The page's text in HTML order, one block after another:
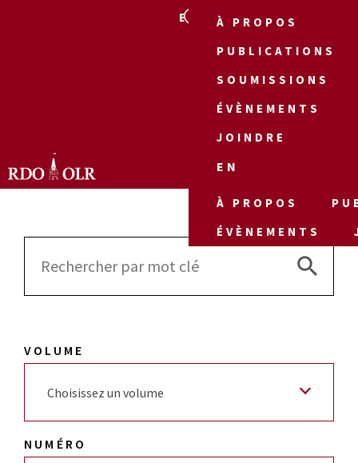
EN
À PROPOS
PUBLICATIONS
SOUMISSIONS
ÉVÈNEMENTS
JOINDRE
EN
À PROPOS
ÉVÈNEMENTS
Search
Search
VOLUME
Choisissez un volume
NUMÉRO